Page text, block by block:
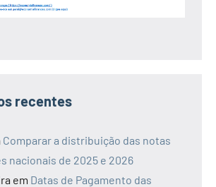
recentes
Comparar a distribuição das notas
nacionais de 2025 e 2026
em Datas de Pagamento das